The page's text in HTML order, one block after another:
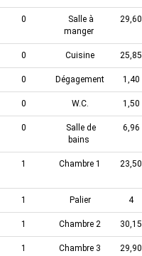
0
Salle à
manger
29,60
0 Cuisine 25,85
0 Dégagement 1,40
0 W.C. 1,50
0
Salle de
bains
6,96
1 Chambre 1 23,50
1 Palier 4
1 Chambre 2 30,15
1 Chambre 3 29,90